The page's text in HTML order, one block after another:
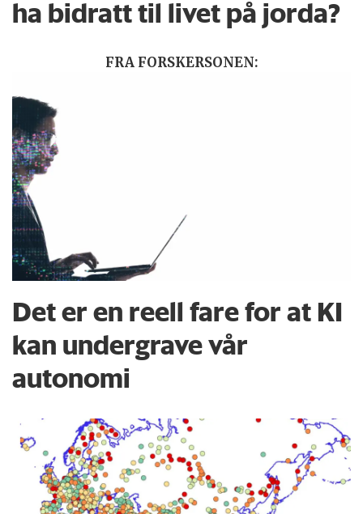
ha bidratt til livet på jorda?
FRA FORSKERSONEN:
Det er en reell fare for at KI
kan undergrave vår
autonomi